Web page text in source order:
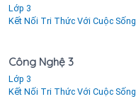
Lớp 3
Kết Nối Tri Thức Với Cuộc Sống
Công Nghệ 3
Lớp 3
Kết Nối Tri Thức Với Cuộc Sống